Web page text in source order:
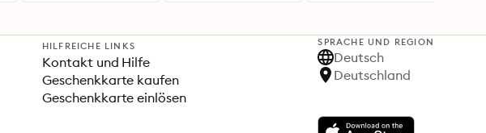
HILFREICHE LINKS
Kontakt und Hilfe
Geschenkkarte kaufen
Geschenkkarte einlösen
SPRACHE UND REGION
Deutsch
Deutschland